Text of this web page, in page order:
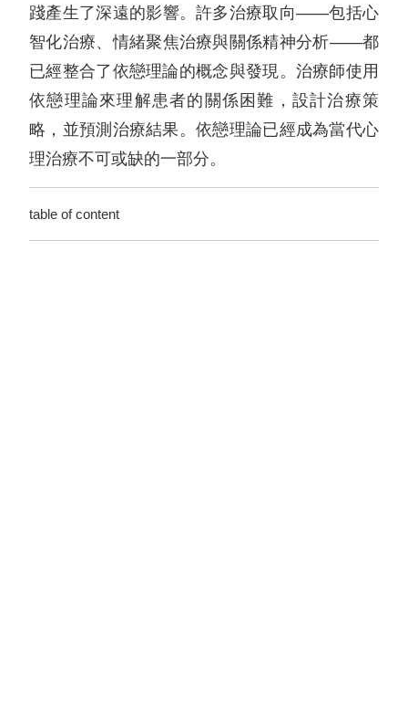
踐產生了深遠的影響。許多治療取向——包括心
智化治療、情緒聚焦治療與關係精神分析——都
已經整合了依戀理論的概念與發現。治療師使用
依戀理論來理解患者的關係困難，設計治療策
略，並預測治療結果。依戀理論已經成為當代心
理治療不可或缺的一部分。
table of content